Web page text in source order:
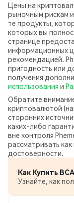
Цены на
рыночным рискам
те продукты,
которых вы
странице
информационных
рекомендацией.
пригодность или
получения
использования и
Обратите
криптовалютой
сторонних
каких‑либо
вне контроля
рассматривать
достоверности.
Как Купить
Узнайте, как